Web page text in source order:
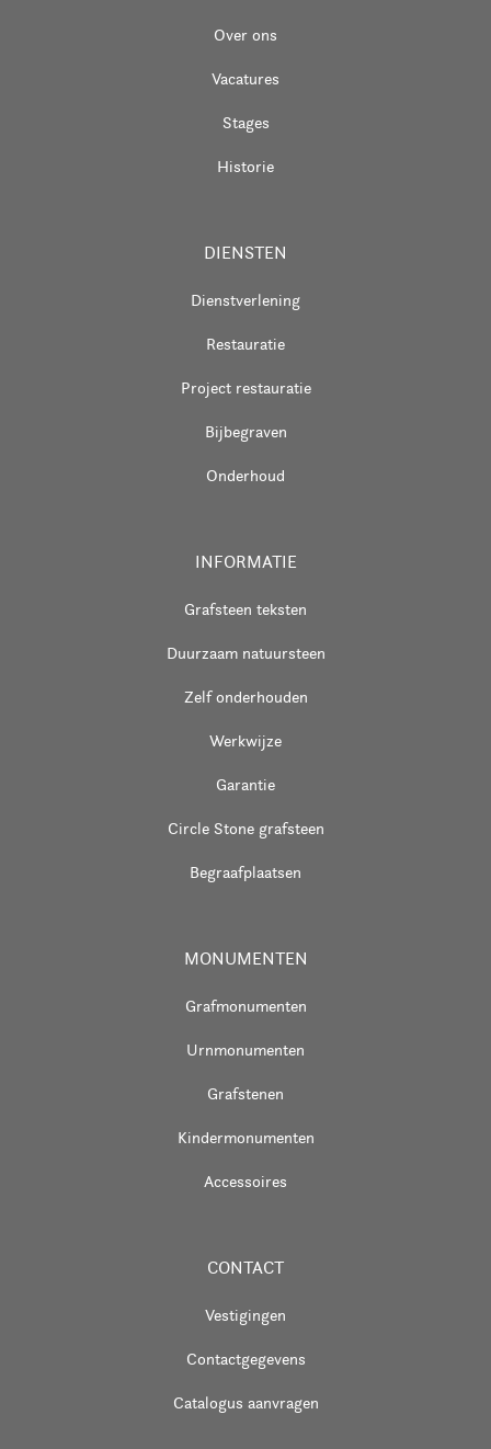
Over ons
Vacatures
Stages
Historie
DIENSTEN
Dienstverlening
Restauratie
Project restauratie
Bijbegraven
Onderhoud
INFORMATIE
Grafsteen teksten
Duurzaam natuursteen
Zelf onderhouden
Werkwijze
Garantie
Circle Stone grafsteen
Begraafplaatsen
MONUMENTEN
Grafmonumenten
Urnmonumenten
Grafstenen
Kindermonumenten
Accessoires
CONTACT
Vestigingen
Contactgegevens
Catalogus aanvragen